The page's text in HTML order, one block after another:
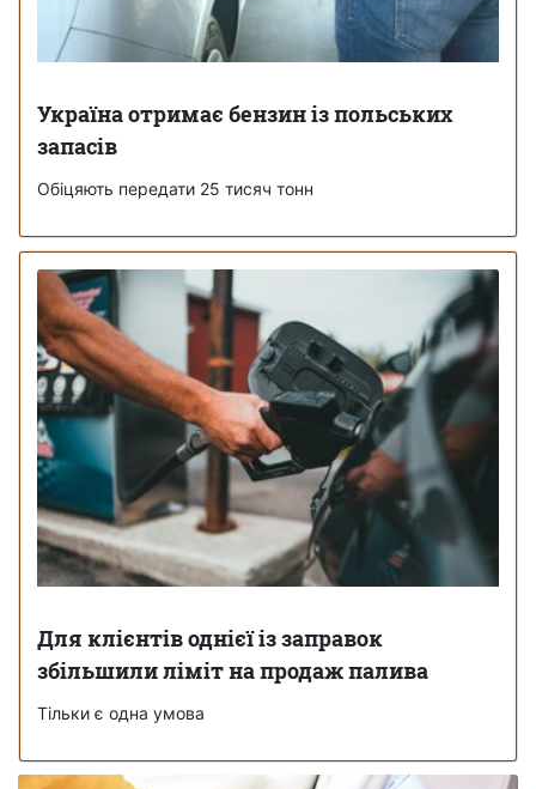
Україна отримає бензин із польських
запасів
Обіцяють передати 25 тисяч тонн
Для клієнтів однієї із заправок
збільшили ліміт на продаж палива
Тільки є одна умова